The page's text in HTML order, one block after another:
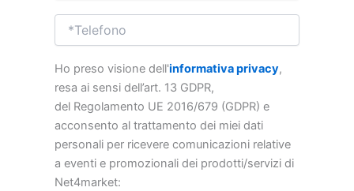
Ho preso visione dell'informativa privacy,
resa ai sensi dell’art. 13 GDPR,
del Regolamento UE 2016/679 (GDPR) e
acconsento al trattamento dei miei dati
personali per ricevere comunicazioni relative
a eventi e promozionali dei prodotti/servizi di
Net4market: